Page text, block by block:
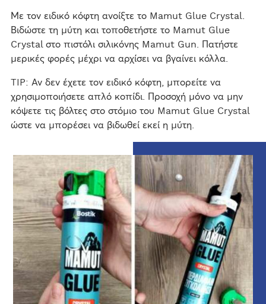
Με τον ειδικό κόφτη ανοίξτε το Mamut Glue Crystal.
Βιδώστε τη μύτη και τοποθετήστε το Mamut Glue
Crystal στο πιστόλι σιλικόνης Mamut Gun. Πατήστε
μερικές φορές μέχρι να αρχίσει να βγαίνει κόλλα.
TIP: Αν δεν έχετε τον ειδικό κόφτη, μπορείτε να
χρησιμοποιήσετε απλό κοπίδι. Προσοχή μόνο να μην
κόψετε τις βόλτες στο στόμιο του Mamut Glue Crystal
ώστε να μπορέσει να βιδωθεί εκεί η μύτη.